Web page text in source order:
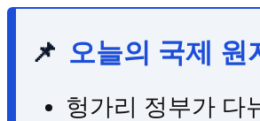
📌 오늘의 국제 원
헝가리 정부가 다